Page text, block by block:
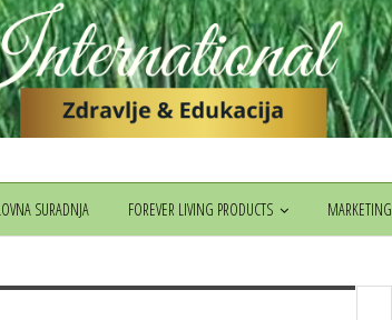
SURADNJA FOREVER LIVING PRODUCTS MARKETING